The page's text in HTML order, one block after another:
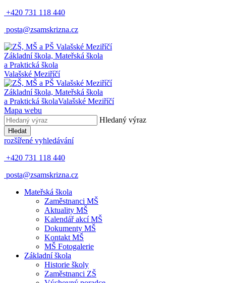
+420 731 118 440
posta@zsamskrizna.cz
Základní škola, Mateřská škola
a Praktická škola
Valašské Meziříčí
Základní škola, Mateřská škola
a Praktická školaValašské Meziříčí
Mapa webu
Hledaný výraz
Hledat
rozšířené vyhledávání
+420 731 118 440
posta@zsamskrizna.cz
Mateřská škola
Zaměstnanci MŠ
Aktuality MŠ
Kalendář akcí MŠ
Dokumenty MŠ
Kontakt MŠ
MŠ Fotogalerie
Základní škola
Historie školy
Zaměstnanci ZŠ